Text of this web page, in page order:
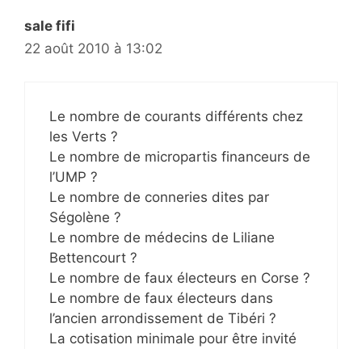
sale fifi
22 août 2010 à 13:02
Le nombre de courants différents chez
les Verts ?
Le nombre de micropartis financeurs de
l’UMP ?
Le nombre de conneries dites par
Ségolène ?
Le nombre de médecins de Liliane
Bettencourt ?
Le nombre de faux électeurs en Corse ?
Le nombre de faux électeurs dans
l’ancien arrondissement de Tibéri ?
La cotisation minimale pour être invité